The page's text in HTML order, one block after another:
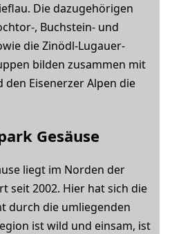
Die dazugehörigen
, Buchstein- und
die Zinödl-Lugauer-
bilden zusammen mit
Eisenerzer Alpen die
Gesäuse
liegt im Norden der
seit 2002. Hier hat sich die
durch die umliegenden
ist wild und einsam, ist